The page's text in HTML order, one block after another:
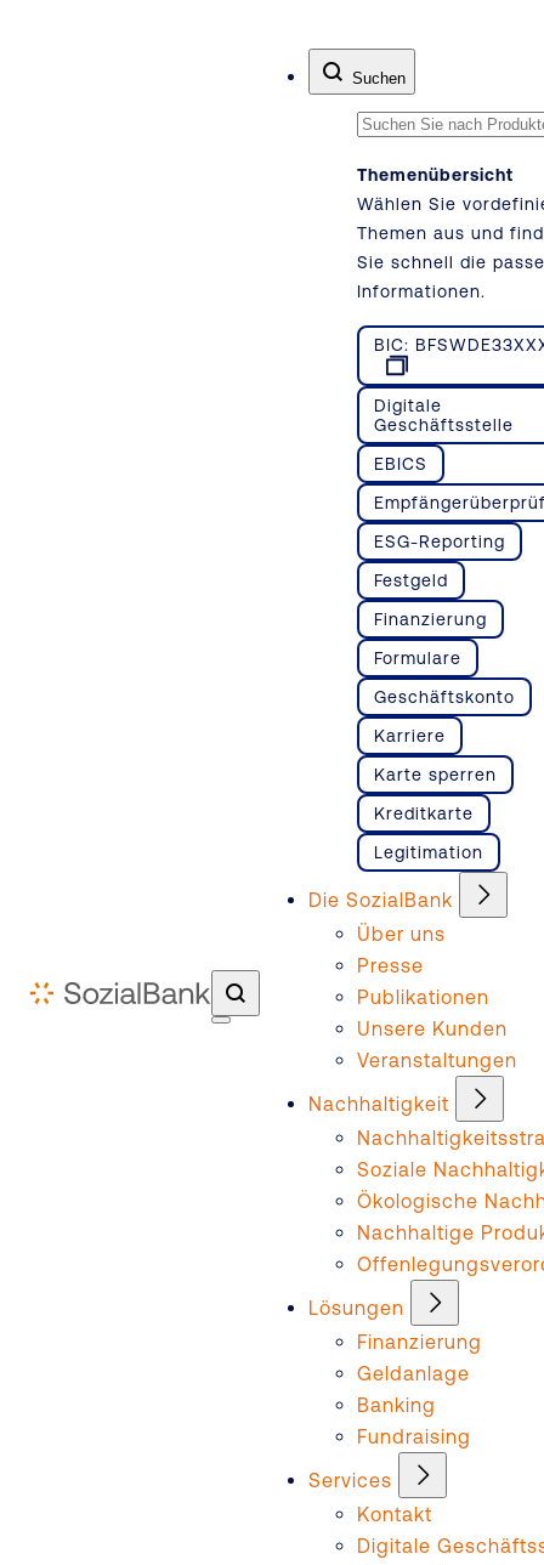
Suchen
Themenübersicht
Wählen Sie
Themen aus und
Sie schnell die
Informationen.
BIC:
Digitale
Geschäftsstelle
EBICS
ESG-Reporting
Festgeld
Finanzierung
Formulare
Geschäftskonto
Karriere
Karte sperren
Kreditkarte
Legitimation
Die SozialBank
Über uns
Presse
Publikationen
Unsere Kunden
Veranstaltungen
Nachhaltigkeit
Soziale
Ökologische
Nachhaltige
Lösungen
Finanzierung
Geldanlage
Banking
Fundraising
Services
Kontakt
Digitale